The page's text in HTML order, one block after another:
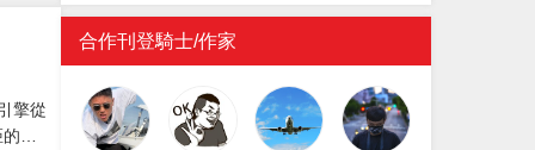
擎從
對
合作刊登騎士/作家